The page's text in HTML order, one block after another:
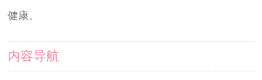
健康。
内容导航